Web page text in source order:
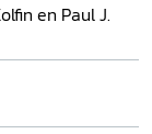
en Paul J.